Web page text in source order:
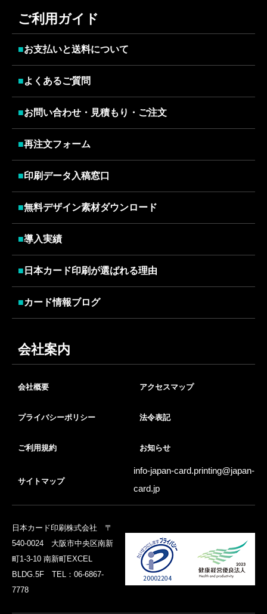
ご利用ガイド
■お支払いと送料について
■よくあるご質問
■お問い合わせ・見積もり・ご注文
■再注文フォーム
■印刷データ入稿窓口
■無料デザイン素材ダウンロード
■導入実績
■ 日本カード印刷が選ばれる理由
■カード情報ブログ
会社案内
会社概要 アクセスマップ
プライバシーポリシー 法令表記
ご利用規約 お知らせ
サイトマップ
info-japan-card.printing@japan-
card.jp
日本カード印刷株式会社 〒
540-0024 大阪市中央区南新
町1-3-10 南新町EXCEL
BLDG.5F TEL：06-6867-
7778